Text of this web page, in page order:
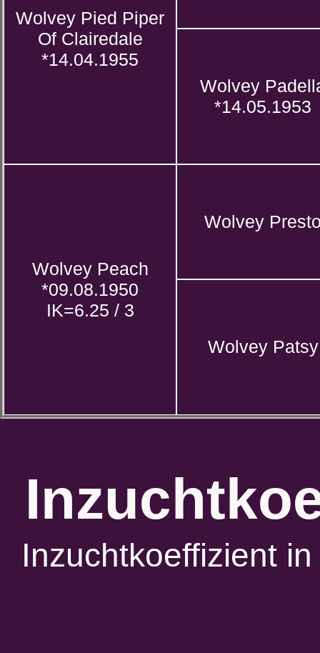
Wolvey Pied Piper
Of Clairedale
*14.04.1955
Wolvey
*14.05.1953
Wolvey Peach
*09.08.1950
IK=6.25 / 3
Wolvey
Wolvey Patsy
Inzuchtkoeffizient